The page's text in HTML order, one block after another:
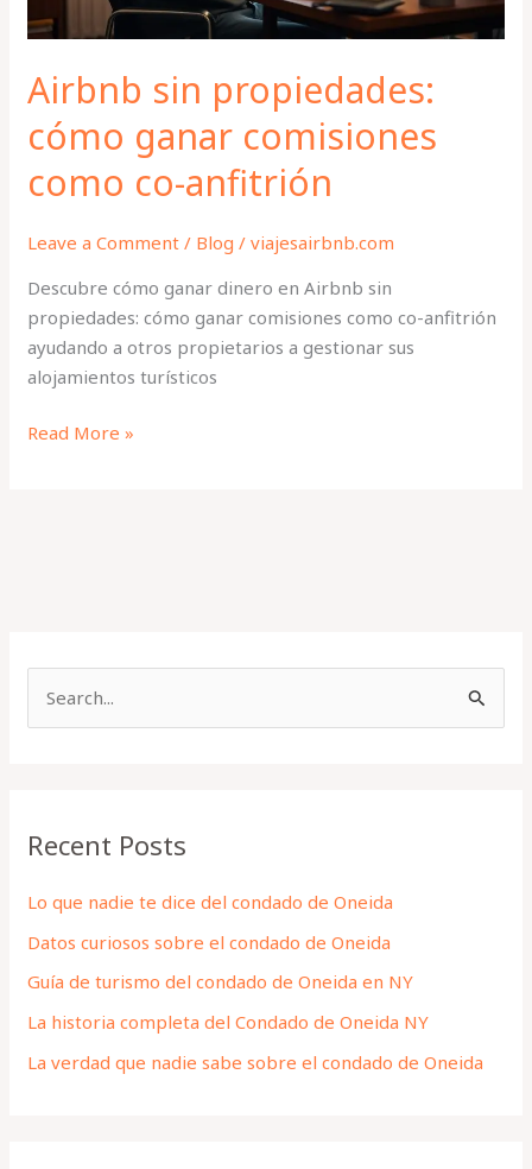
Airbnb sin propiedades:
cómo ganar comisiones
como co-anfitrión
Leave a Comment / Blog /viajesairbnb.com
Descubre cómo ganar dinero en Airbnb sin
propiedades: cómo ganar comisiones como co-anfitrión
ayudando a otros propietarios a gestionar sus
alojamientos turísticos
anfitrión
Read More »
c
f
o
r
:
Recent Posts
Lo que nadie te dice del condado de Oneida
Datos curiosos sobre el condado de Oneida
Guía de turismo del condado de Oneida en NY
La historia completa del Condado de Oneida NY
La verdad que nadie sabe sobre el condado de Oneida